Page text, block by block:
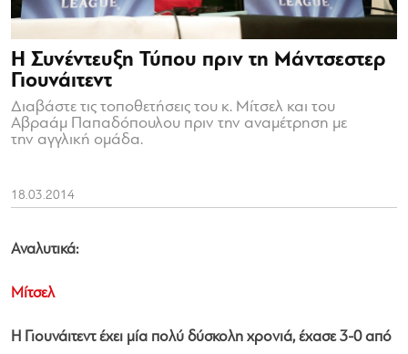
Η Συνέντευξη Τύπου πριν τη Μάντσεστερ
Γιουνάιτεντ
Διαβάστε τις τοποθετήσεις του κ. Μίτσελ και του
Αβραάμ Παπαδόπουλου πριν την αναμέτρηση με
την αγγλική ομάδα.
18.03.2014
Αναλυτικά:
Μίτσελ
Η Γιουνάιτεντ έχει μία πολύ δύσκολη χρονιά, έχασε 3-0 από